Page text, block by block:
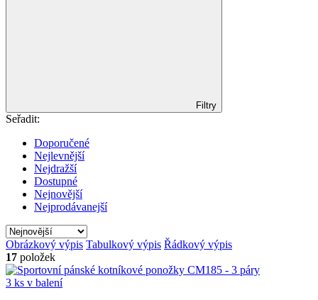
Filtry
Seřadit:
Doporučené
Nejlevnější
Nejdražší
Dostupné
Nejnovější
Nejprodávanejší
Obrázkový výpis Tabulkový výpis Řádkový výpis
17 položek
3 ks v balení